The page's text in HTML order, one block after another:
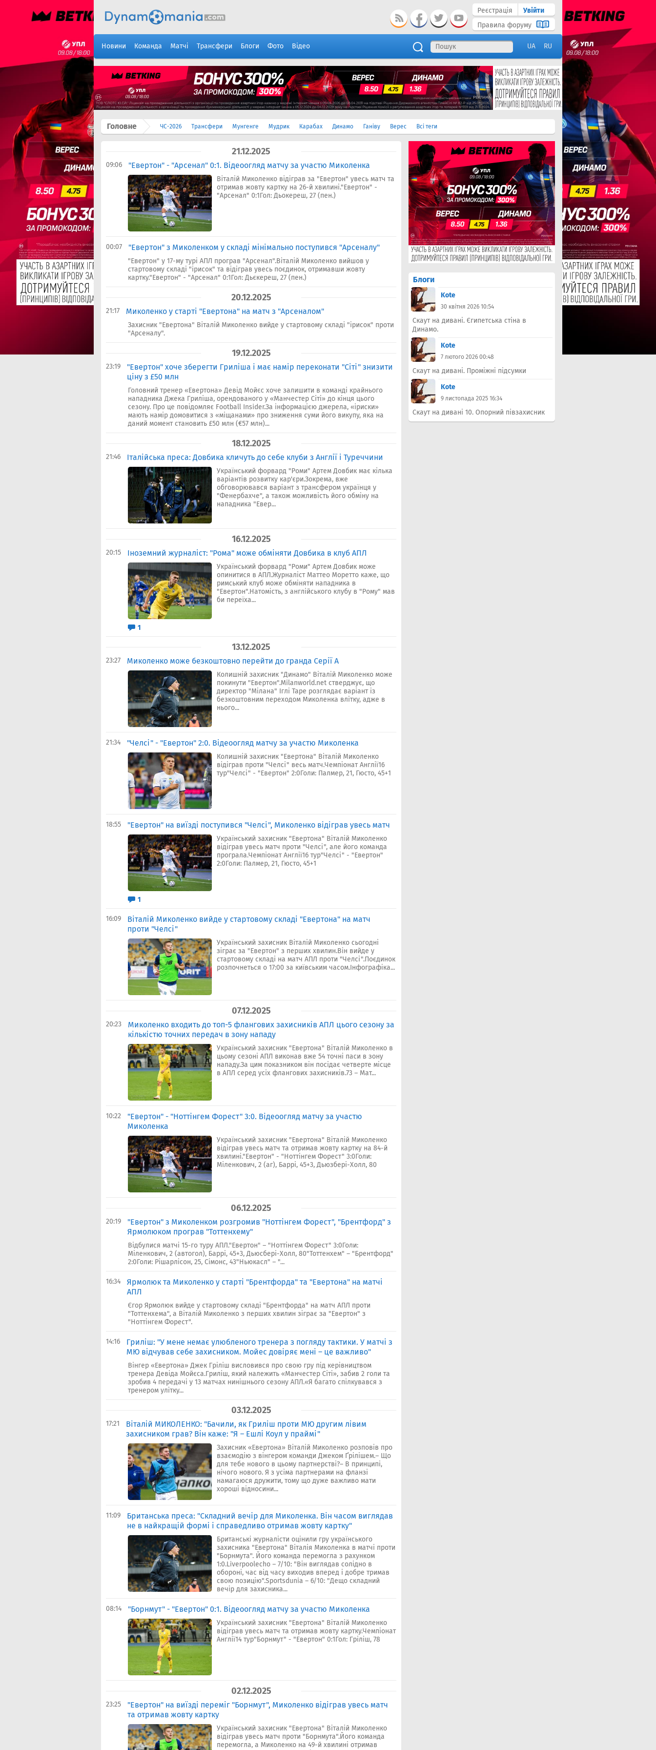
Реєстрація
Увійти
Правила форуму
Новини Команда Матчі Трансфери Блоги Фото Відео UA RU
Головне ЧС-2026 Трансфери Мунгенге Мудрик Карабах Динамо Ганіву Верес Всі теги
21.12.2025
09:06 "Евертон" - "Арсенал" 0:1. Відеоогляд матчу за участю Миколенка
Віталій Миколенко відіграв за "Евертон" увесь матч та
отримав жовту картку на 26-й хвилині."Евертон" -
"Арсенал" 0:1Гол: Дьокереш, 27 (пен.)
00:07 "Евертон" з Миколенком у складі мінімально поступився "Арсеналу"
"Евертон" у 17-му турі АПЛ програв "Арсенал".Віталій Миколенко вийшов у
стартовому складі "ірисок" та відіграв увесь поєдинок, отримавши жовту
картку."Евертон" - "Арсенал" 0:1Гол: Дьєкереш, 27 (пен.)
20.12.2025
21:17 Миколенко у старті "Евертона" на матч з "Арсеналом"
Захисник "Евертона" Віталій Миколенко вийде у стартовому складі "ірисок" проти
"Арсеналу".
19.12.2025
23:19
"Евертон" хоче зберегти Гриліша і має намір переконати "Сіті" знизити
ціну з £50 млн
Головний тренер «Евертона» Девід Мойєс хоче залишити в команді крайнього
нападника Джека Гриліша, орендованого у «Манчестер Сіті» до кінця цього
сезону. Про це повідомляє Football Insider.За інформацією джерела, «іриски»
мають намір домовитися з «міщанами» про зниження суми його викупу, яка на
даний момент становить £50 млн (€57 млн)...
18.12.2025
21:46 Італійська преса: Довбика кличуть до себе клуби з Англії і Туреччини
Український форвард "Роми" Артем Довбик має кілька
варіантів розвитку кар'єри.Зокрема, вже
обговорювався варіант з трансфером українця у
"Фенербахче", а також можливість його обміну на
нападника "Евер...
16.12.2025
20:15 Іноземний журналіст: "Рома" може обміняти Довбика в клуб АПЛ
Український форвард "Роми" Артем Довбик може
опинитися в АПЛ.Журналіст Маттео Моретто каже, що
римський клуб може обміняти нападника в
"Евертон".Натомість, з англійського клубу в "Рому" мав
би переїха...
1
13.12.2025
23:27 Миколенко може безкоштовно перейти до гранда Серії А
Колишній захисник "Динамо" Віталій Миколенко може
покинути "Евертон".Milanworld.net стверджує, що
директор "Мілана" Іглі Таре розглядає варіант із
безкоштовним переходом Миколенка влітку, адже в
нього...
21:34 "Челсі" - "Евертон" 2:0. Відеоогляд матчу за участю Миколенка
Колишній захисник "Евертона" Віталій Миколенко
відіграв проти "Челсі" весь матч.Чемпіонат Англії16
тур"Челсі" - "Евертон" 2:0Голи: Палмер, 21, Гюсто, 45+1
18:55 "Евертон" на виїзді поступився "Челсі", Миколенко відіграв увесь матч
Український захисник "Евертона" Віталій Миколенко
відіграв увесь матч проти "Челсі", але його команда
програла.Чемпіонат Англії16 тур"Челсі" - "Евертон"
2:0Голи: Палмер, 21, Гюсто, 45+1
1
16:09
Віталій Миколенко вийде у стартовому складі "Евертона" на матч
проти "Челсі"
Український захисник Віталій Миколенко сьогодні
зіграє за "Евертон" з перших хвилин.Він вийде у
стартовому складі на матч АПЛ проти "Челсі".Поєдинок
розпочнеться о 17:00 за київським часом.Інфографіка...
07.12.2025
20:23
Миколенко входить до топ-5 флангових захисників АПЛ цього сезону за
кількістю точних передач в зону нападу
Український захисник "Евертона" Віталій Миколенко в
цьому сезоні АПЛ виконав вже 54 точні паси в зону
нападу.За цим показником він посідає четверте місце
в АПЛ серед усіх флангових захисників.73 – Мат...
10:22
"Евертон" - "Ноттінгем Форест" 3:0. Відеоогляд матчу за участю
Миколенка
Український захисник "Евертона" Віталій Миколенко
відіграв увесь матч та отримав жовту картку на 84-й
хвилині."Евертон" - "Ноттінгем Форест" 3:0Голи:
Міленкович, 2 (аг), Баррі, 45+3, Дьюзбері-Холл, 80
06.12.2025
20:19
"Евертон" з Миколенком розгромив "Ноттінгем Форест", "Брентфорд" з
Ярмолюком програв "Тоттенхему"
Відбулися матчі 15-го туру АПЛ."Евертон" – "Ноттінгем Форест" 3:0Голи:
Міленкович, 2 (автогол), Баррі, 45+3, Дьюсбері-Холл, 80"Тоттенхем" – "Брентфорд"
2:0Голи: Рішарлісон, 25, Сімонс, 43"Ньюкасл" – "...
16:34
Ярмолюк та Миколенко у старті "Брентфорда" та "Евертона" на матчі
АПЛ
Єгор Ярмолюк вийде у стартовому складі "Брентфорда" на матч АПЛ проти
"Тоттенхема", а Віталій Миколенко з перших хвилин зіграє за "Евертон" з
"Ноттінгем Форест".
14:16
Гриліш: "У мене немає улюбленого тренера з погляду тактики. У матчі з
МЮ відчував себе захисником. Мойес довіряє мені – це важливо"
Вінгер «Евертона» Джек Гріліш висловився про свою гру під керівництвом
тренера Девіда Мойєса.Гриліш, який належить «Манчестер Сіті», забив 2 голи та
зробив 4 передачі у 13 матчах нинішнього сезону АПЛ.«Я багато спілкувався з
тренером улітку...
03.12.2025
17:21
Віталій МИКОЛЕНКО: "Бачили, як Гриліш проти МЮ другим лівим
захисником грав? Він каже: "Я – Ешлі Коул у праймі"
Захисник «Евертона» Віталій Миколенко розповів про
взаємодію з вінгером команди Джеком Ґрілішем.– Що
для тебе нового в цьому партнерстві?– В принципі,
нічого нового. Я з усіма партнерами на фланзі
намагаюся дружити, тому що дуже важливо мати
хороші відносини...
11:09
Британська преса: "Складний вечір для Миколенка. Він часом виглядав
не в найкращій формі і справедливо отримав жовту картку"
Британські журналісти оцінили гру українського
захисника "Евертона" Віталія Миколенка в матчі проти
"Борнмута". Його команда перемогла з рахунком
1:0.Liverpoolecho – 7/10: "Він виглядав солідно в
обороні, час від часу виходив вперед і добре тримав
свою позицію".Sportsdunia – 6/10: "Дещо складний
вечір для захисника...
08:14 "Борнмут" - "Евертон" 0:1. Відеоогляд матчу за участю Миколенка
Український захисник "Евертона" Віталій Миколенко
відіграв увесь матч та отримав жовту картку.Чемпіонат
Англії14 тур"Борнмут" - "Евертон" 0:1Гол: Гріліш, 78
02.12.2025
23:25
"Евертон" на виїзді переміг "Борнмут", Миколенко відіграв увесь матч
та отримав жовту картку
Український захисник "Евертона" Віталій Миколенко
відіграв увесь матч проти "Борнмута".Його команда
перемогла, а Миколенко на 49-й хвилині отримав
Блоги
Kote
30 квітня 2026 10:54
Скаут на дивані. Єгипетська стіна в
Динамо.
Kote
7 лютого 2026 00:48
Скаут на дивані. Проміжні підсумки
Kote
9 листопада 2025 16:34
Скаут на дивані 10. Опорний півзахисник